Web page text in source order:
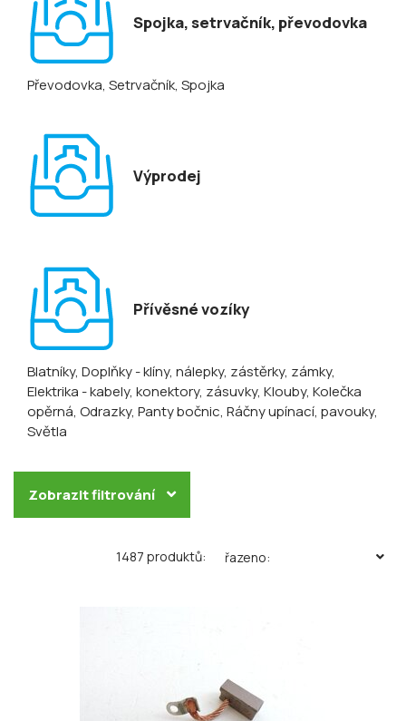
Spojka, setrvačník, převodovka
Převodovka, Setrvačník, Spojka
Výprodej
Přívěsné vozíky
Blatníky, Doplňky - klíny, nálepky, zástěrky, zámky,
Elektrika - kabely, konektory, zásuvky, Klouby, Kolečka
opěrná, Odrazky, Panty bočnic, Ráčny upínací, pavouky,
Světla
Zobrazit filtrování
1487 produktů: řazeno: